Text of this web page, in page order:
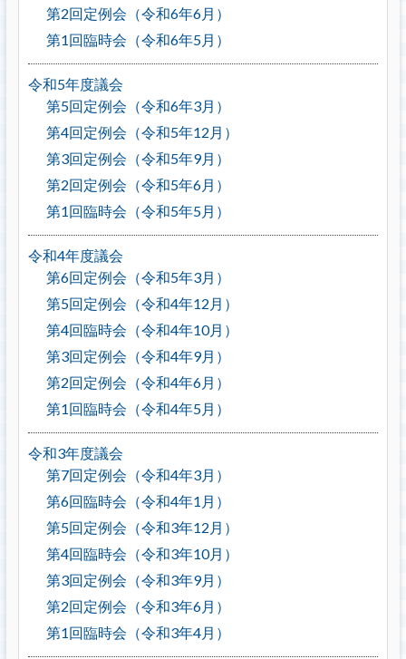
第2回定例会（令和6年6月）
第1回臨時会（令和6年5月）
令和5年度議会
第5回定例会（令和6年3月）
第4回定例会（令和5年12月）
第3回定例会（令和5年9月）
第2回定例会（令和5年6月）
第1回臨時会（令和5年5月）
令和4年度議会
第6回定例会（令和5年3月）
第5回定例会（令和4年12月）
第4回臨時会（令和4年10月）
第3回定例会（令和4年9月）
第2回定例会（令和4年6月）
第1回臨時会（令和4年5月）
令和3年度議会
第7回定例会（令和4年3月）
第6回臨時会（令和4年1月）
第5回定例会（令和3年12月）
第4回臨時会（令和3年10月）
第3回定例会（令和3年9月）
第2回定例会（令和3年6月）
第1回臨時会（令和3年4月）